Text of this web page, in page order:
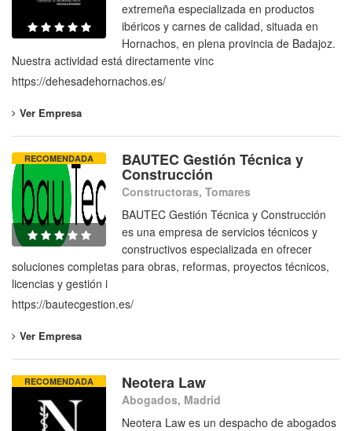
extremeña especializada en productos
ibéricos y carnes de calidad, situada en
Hornachos, en plena provincia de Badajoz.
Nuestra actividad está directamente vinc
https://dehesadehornachos.es/
Ver Empresa
RECOMENDADA BAUTEC Gestión Técnica y
Construcción
Constructoras, Tomares
BAUTEC Gestión Técnica y Construcción
es una empresa de servicios técnicos y
constructivos especializada en ofrecer
soluciones completas para obras, reformas, proyectos técnicos,
licencias y gestión i
https://bautecgestion.es/
Ver Empresa
RECOMENDADA Neotera Law
Abogados, Madrid
Neotera Law es un despacho de abogados